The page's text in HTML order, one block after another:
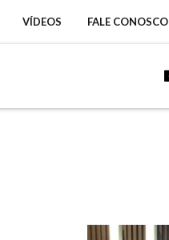
VÍDEOS FALE CONOSCO